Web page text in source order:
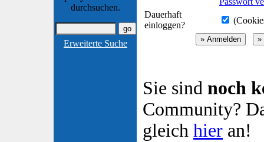
durchsuchen.
Erweiterte Suche
Dauerhaft
einloggen?
Sie sind noch
Community?
gleich hier an!